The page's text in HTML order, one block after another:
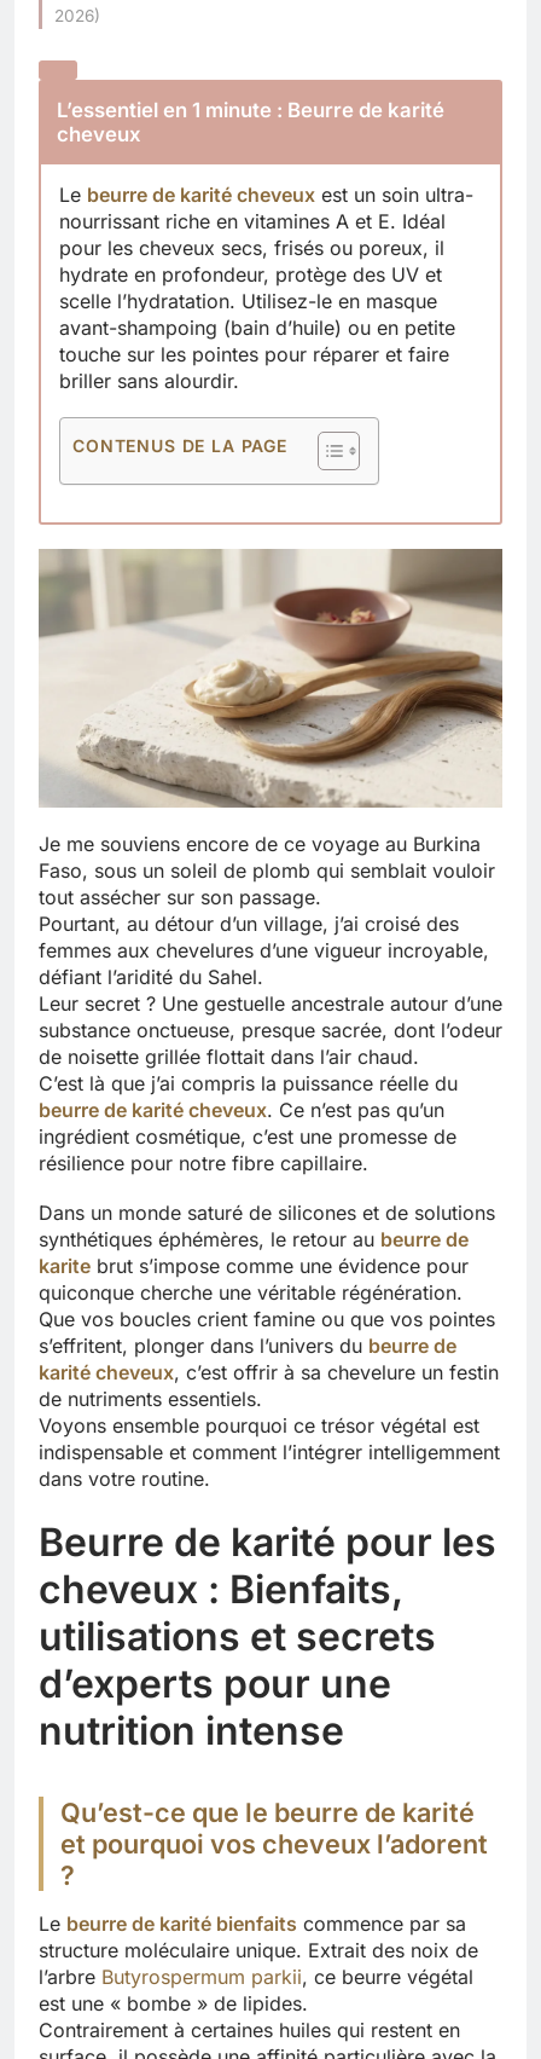
2026)
L’essentiel en 1 minute : Beurre de karité
cheveux
Le beurre de karité cheveux est un soin ultra-
nourrissant riche en vitamines A et E. Idéal
pour les cheveux secs, frisés ou poreux, il
hydrate en profondeur, protège des UV et
scelle l’hydratation. Utilisez-le en masque
avant-shampoing (bain d’huile) ou en petite
touche sur les pointes pour réparer et faire
briller sans alourdir.
CONTENUS DE LA PAGE
Je me souviens encore de ce voyage au Burkina
Faso, sous un soleil de plomb qui semblait vouloir
tout assécher sur son passage.
Pourtant, au détour d’un village, j’ai croisé des
femmes aux chevelures d’une vigueur incroyable,
défiant l’aridité du Sahel.
Leur secret ? Une gestuelle ancestrale autour d’une
substance onctueuse, presque sacrée, dont l’odeur
de noisette grillée flottait dans l’air chaud.
C’est là que j’ai compris la puissance réelle du
beurre de karité cheveux. Ce n’est pas qu’un
ingrédient cosmétique, c’est une promesse de
résilience pour notre fibre capillaire.
Dans un monde saturé de silicones et de solutions
synthétiques éphémères, le retour au beurre de
karite brut s’impose comme une évidence pour
quiconque cherche une véritable régénération.
Que vos boucles crient famine ou que vos pointes
s’effritent, plonger dans l’univers du beurre de
karité cheveux, c’est offrir à sa chevelure un festin
de nutriments essentiels.
Voyons ensemble pourquoi ce trésor végétal est
indispensable et comment l’intégrer intelligemment
dans votre routine.
Beurre de karité pour les
cheveux : Bienfaits,
utilisations et secrets
d’experts pour une
nutrition intense
Qu’est-ce que le beurre de karité
et pourquoi vos cheveux l’adorent
?
Le beurre de karité bienfaits commence par sa
structure moléculaire unique. Extrait des noix de
l’arbre Butyrospermum parkii, ce beurre végétal
est une « bombe » de lipides.
Contrairement à certaines huiles qui restent en